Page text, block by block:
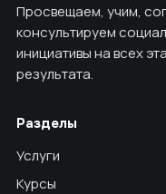
Просвещаем, учим,
консультируем
инициативы на всех
результата.
Разделы
Услуги
Курсы